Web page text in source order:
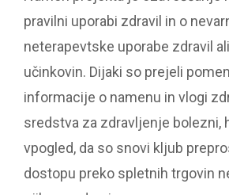
pravilni uporabi zdravil in o
neterapevtske uporabe zdravil
učinkovin. Dijaki so prejeli
informacije o namenu in vlogi
sredstva za zdravljenje bolezni,
vpogled, da so snovi kljub
dostopu preko spletnih trgovin